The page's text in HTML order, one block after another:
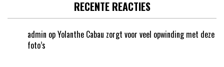
RECENTE REACTIES
admin opYolanthe Cabau zorgt voor veel opwinding met deze
foto’s